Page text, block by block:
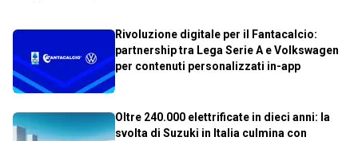
Rivoluzione digitale per il Fantacalcio:
partnership tra Lega Serie A e Volkswagen
per contenuti personalizzati in-app
Oltre 240.000 elettrificate in dieci anni: la
svolta di Suzuki in Italia culmina con